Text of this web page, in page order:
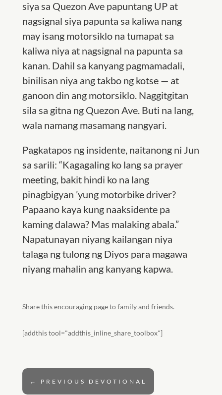
siya sa Quezon Ave papuntang UP at
nagsignal siya papunta sa kaliwa nang
may isang motorsiklo na tumapat sa
kaliwa niya at nagsignal na papunta sa
kanan. Dahil sa kanyang pagmamadali,
binilisan niya ang takbo ng kotse — at
ganoon din ang motorsiklo. Naggitgitan
sila sa gitna ng Quezon Ave. Buti na lang,
wala namang masamang nangyari.
Pagkatapos ng insidente, naitanong ni Jun
sa sarili: “Kagagaling ko lang sa prayer
meeting, bakit hindi ko na lang
pinagbigyan ’yung motorbike driver?
Papaano kaya kung naaksidente pa
kaming dalawa? Mas malaking abala.”
Napatunayan niyang kailangan niya
talaga ng tulong ng Diyos para magawa
niyang mahalin ang kanyang kapwa.
Share this encouraging page to family and friends.
[addthis tool="addthis_inline_share_toolbox"]
← PREVIOUS DEVOTIONAL